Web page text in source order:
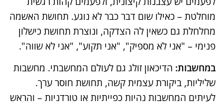
מוחלטת – כאילו שום דבר כבר לא נוגע. תחושת האשמה
מחלחלת גם כשאין לה הצדקה, ונוצרת תחושת כישלון
פנימי – "אני לא מספיק", "אני תקוע", "אני לא שווה".
במחשבות: הדיכאון זולג גם לעולם המחשבתי. מחשבות
שליליות, ביקורת עצמית קשה, תחושת חוסר ערך.
לעיתים המחשבות נהיות כפייתיות או טורדניות – והראש